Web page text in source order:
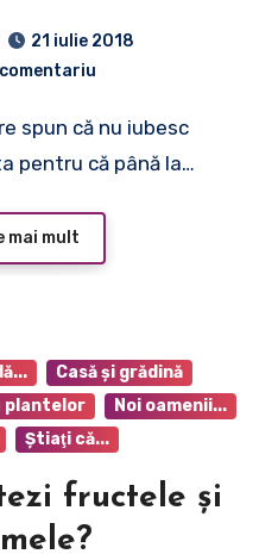
din orice
21 iulie 2018
pentru că până la…
mai mult
Casă şi grădină
plantelor
Noi oamenii...
Ştiaţi că...
fructele şi